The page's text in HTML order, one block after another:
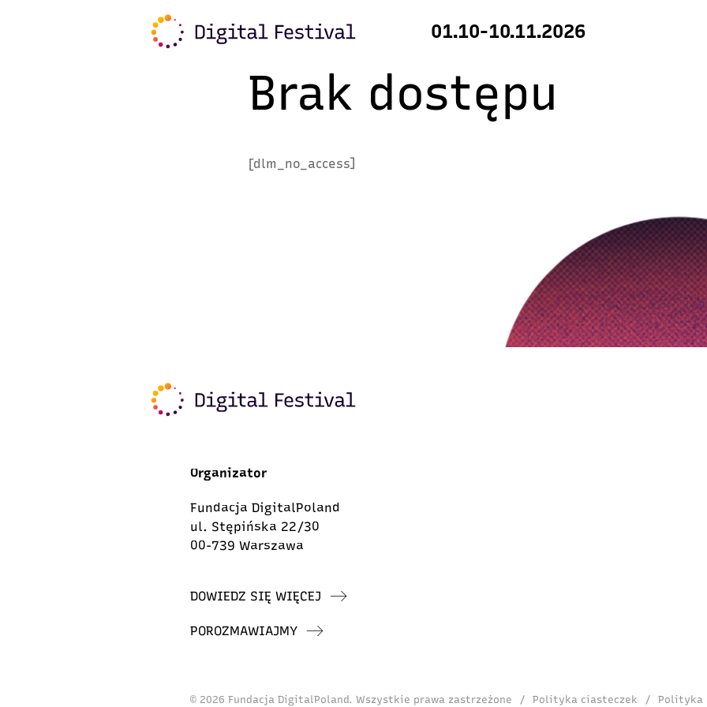
01.10-10.11.2026
Brak dostępu
[dlm_no_access]
Organizator
Fundacja DigitalPoland
ul. Stępińska 22/30
00-739 Warszawa
DOWIEDZ SIĘ WIĘCEJ
POROZMAWIAJMY
© 2026 Fundacja DigitalPoland. Wszystkie prawa zastrzeżone / Polityka ciasteczek / Polityka